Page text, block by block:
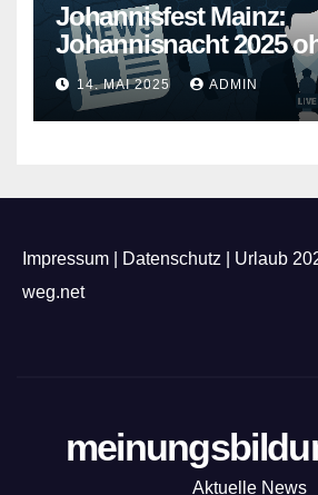
Johannisfest Mainz:
Johannisnacht 2025
Feuerwerk
14. MAI 2025 ADMIN
Impressum Datenschutz
Urlaub
weg.net
Aktuelle News